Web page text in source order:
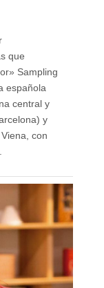
que
Sampling
española
central y
y
con